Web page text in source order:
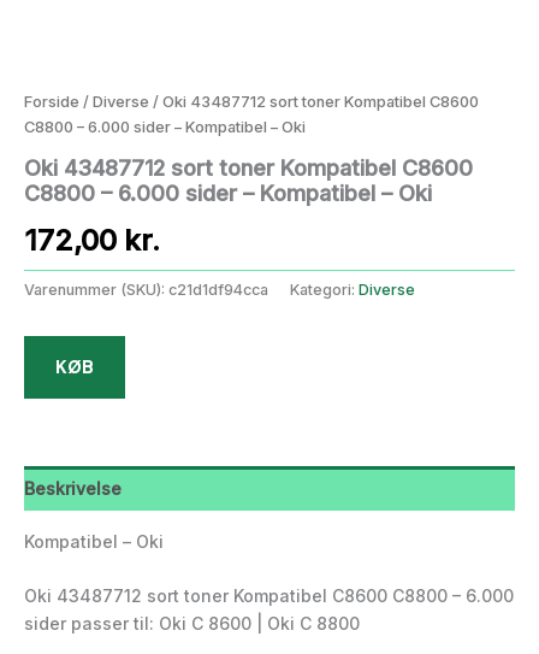
Forside / Diverse / Oki 43487712 sort toner Kompatibel C8600
C8800 – 6.000 sider – Kompatibel – Oki
Oki 43487712 sort toner Kompatibel C8600
C8800 – 6.000 sider – Kompatibel – Oki
172,00 kr.
Varenummer (SKU): c21d1df94cca Kategori: Diverse
KØB
Beskrivelse
Kompatibel – Oki
Oki 43487712 sort toner Kompatibel C8600 C8800 – 6.000
sider passer til: Oki C 8600 | Oki C 8800